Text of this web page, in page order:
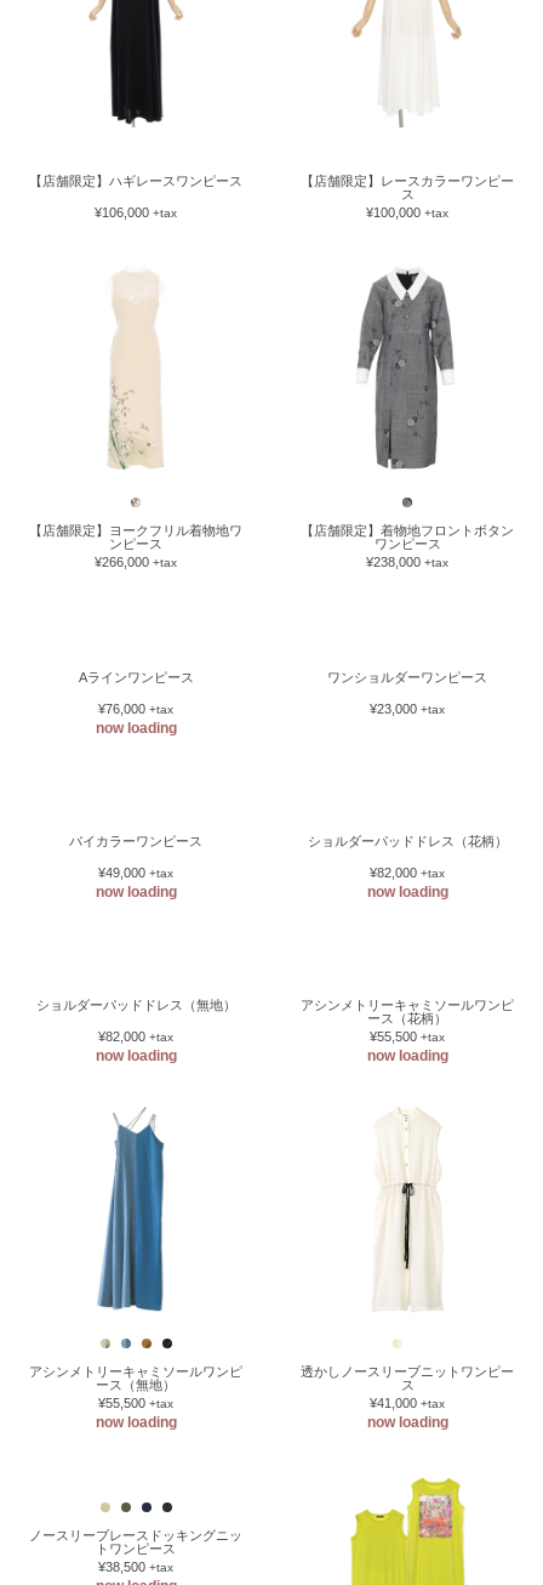
【店舗限定】ハギレースワンピース
¥106,000 +tax
【店舗限定】レースカラーワンピー
ス
¥100,000 +tax
【店舗限定】ヨークフリル着物地ワ
ンピース
¥266,000 +tax
【店舗限定】着物地フロントボタン
ワンピース
¥238,000 +tax
Aラインワンピース
¥76,000 +tax
now loading
ワンショルダーワンピース
¥23,000 +tax
バイカラーワンピース
¥49,000 +tax
now loading
ショルダーパッドドレス（花柄）
¥82,000 +tax
now loading
ショルダーパッドドレス（無地）
¥82,000 +tax
now loading
アシンメトリーキャミソールワンピ
ース（花柄）
¥55,500 +tax
now loading
アシンメトリーキャミソールワンピ
ース（無地）
¥55,500 +tax
now loading
透かしノースリーブニットワンピー
ス
¥41,000 +tax
now loading
ノースリーブレースドッキングニッ
トワンピース
¥38,500 +tax